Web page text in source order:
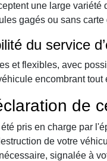
une large
gagés ou sans
du service
et flexibles, avec
encombrant
de
pris en charge par
de votre
signalée à